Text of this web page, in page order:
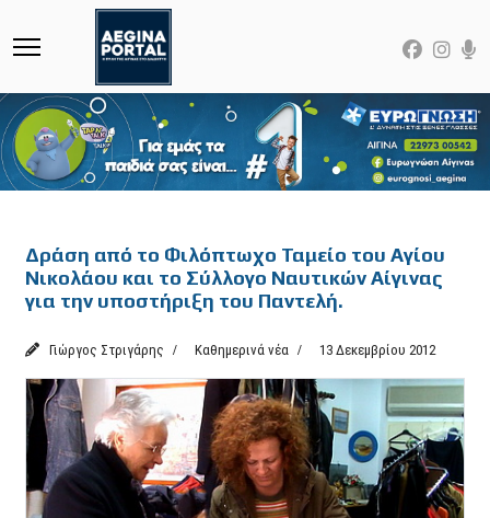
Δράση από το Φιλόπτωχο Ταμείο του Αγίου
Νικολάου και το Σύλλογο Ναυτικών Αίγινας
για την υποστήριξη του Παντελή.
Γιώργος Στριγάρης Καθημερινά νέα 13 Δεκεμβρίου 2012